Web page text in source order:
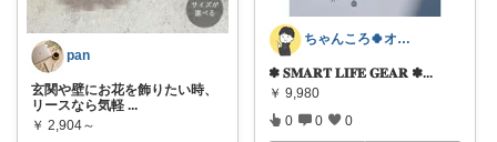
pan
玄関や壁にお花を飾りたい時、
リースなら気軽 ...
￥ 2,904～
ちゃんころ🍀オリ写/インテリア/キッズ
✽ 𝐒𝐌𝐀𝐑𝐓 𝐋𝐈𝐅𝐄 𝐆𝐄𝐀𝐑 ✽ ​...
￥ 9,980
0 0 0